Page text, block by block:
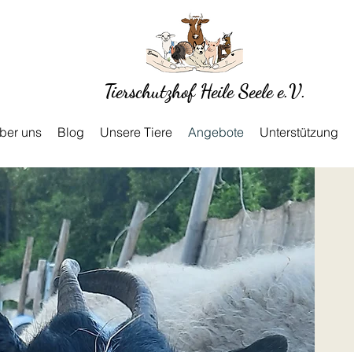
Tierschutzhof Heile Seele e.V.
uns Blog Unsere Tiere Angebote Unterstützung